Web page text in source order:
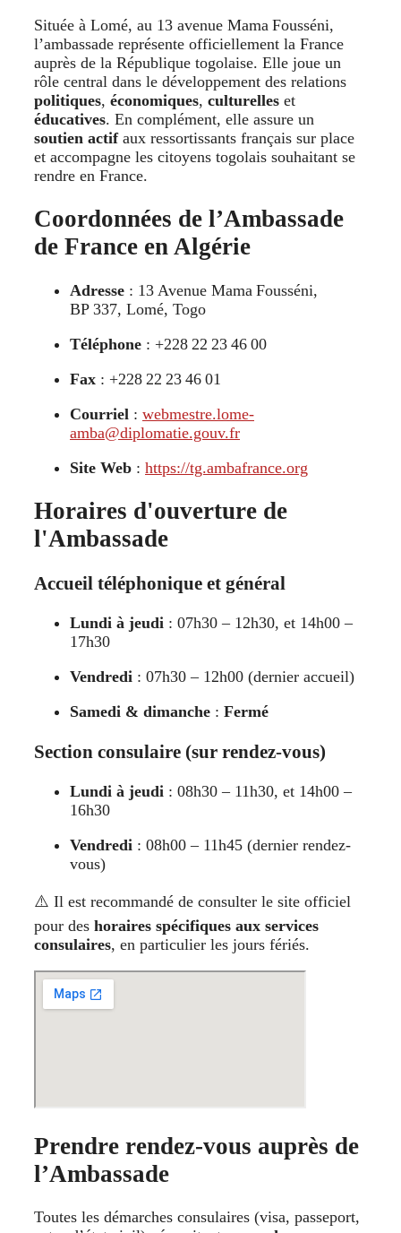
Située à Lomé, au 13 avenue Mama Fousséni,
l’ambassade représente officiellement la France
auprès de la République togolaise. Elle joue un
rôle central dans le développement des relations
politiques, économiques, culturelles et
éducatives. En complément, elle assure un
soutien actifaux ressortissants français sur place
et accompagne les citoyens togolais souhaitant se
rendre en France.
Coordonnées de l’Ambassade
de France en Algérie
Adresse : 13 Avenue Mama Fousséni,
BP 337, Lomé, Togo
Téléphone : +228 22 23 46 00
Fax : +228 22 23 46 01
Courriel : webmestre.lome-
amba@diplomatie.gouv.fr
Site Web : https://tg.ambafrance.org
Horaires d'ouverture de
l'Ambassade
Accueil téléphonique et général
Lundi à jeudi : 07h30 – 12h30, et 14h00 –
17h30
Vendredi : 07h30 – 12h00 (dernier accueil)
Samedi & dimanche : Fermé
Section consulaire (sur rendez-vous)
Lundi à jeudi : 08h30 – 11h30, et 14h00 –
16h30
Vendredi : 08h00 – 11h45 (dernier rendez-
vous)
⚠️ Il est recommandé de consulter le site officiel
pour des horaires spécifiques aux services
consulaires, en particulier les jours fériés.
Prendre rendez-vous auprès de
l’Ambassade
Toutes les démarches consulaires (visa, passeport,